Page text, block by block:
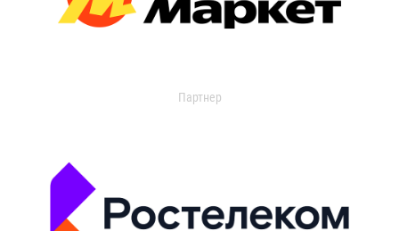
Партнер